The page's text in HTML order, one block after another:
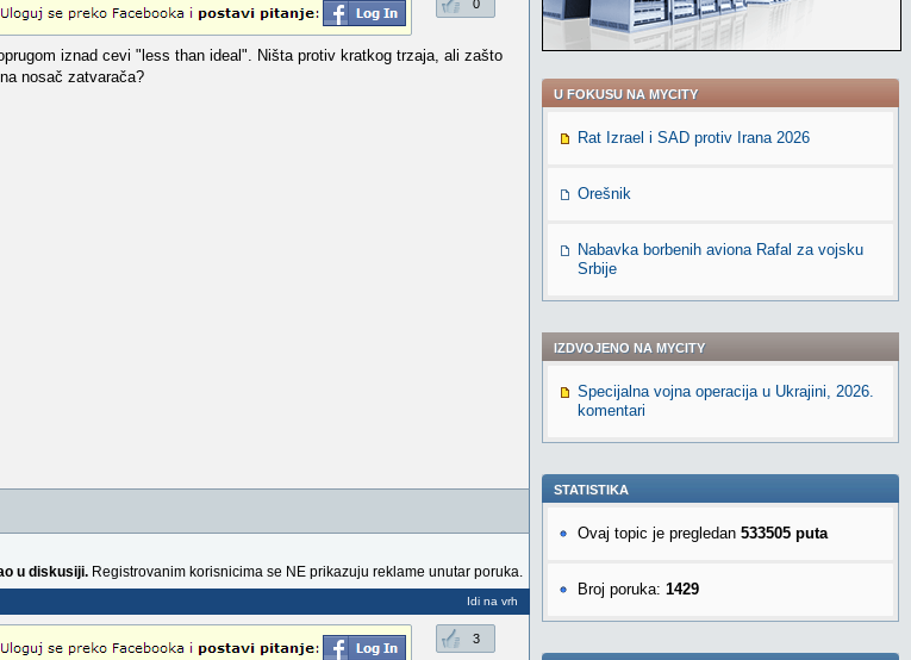
0
iznad cevi "less than ideal". Ništa protiv kratkog trzaja, ali zašto
nosač zatvarača?
u diskusiji. Registrovanim korisnicima se NE prikazuju reklame unutar poruka.
Idi na vrh
3
U FOKUSU NA MYCITY
Rat Izrael i SAD protiv Irana 2026
Orešnik
Nabavka borbenih aviona Rafal za vojsku
Srbije
IZDVOJENO NA MYCITY
Specijalna vojna operacija u Ukrajini, 2026.
komentari
STATISTIKA
Ovaj topic je pregledan 533505 puta
Broj poruka: 1429